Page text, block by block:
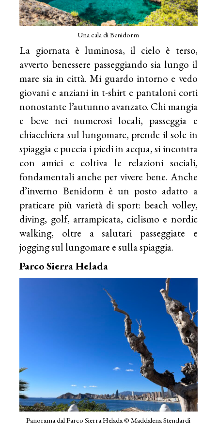
Una cala di Benidorm
La giornata è luminosa, il cielo è terso,
avverto benessere passeggiando sia lungo il
mare sia in città. Mi guardo intorno e vedo
giovani e anziani in t-shirt e pantaloni corti
nonostante l’autunno avanzato. Chi mangia
e beve nei numerosi locali, passeggia e
chiacchiera sul lungomare, prende il sole in
spiaggia e puccia i piedi in acqua, si incontra
con amici e coltiva le relazioni sociali,
fondamentali anche per vivere bene. Anche
d’inverno Benidorm è un posto adatto a
praticare più varietà di sport: beach volley,
diving, golf, arrampicata, ciclismo e nordic
walking, oltre a salutari passeggiate e
jogging sul lungomare e sulla spiaggia.
Parco Sierra Helada
Panorama dal Parco Sierra Helada © Maddalena Stendardi